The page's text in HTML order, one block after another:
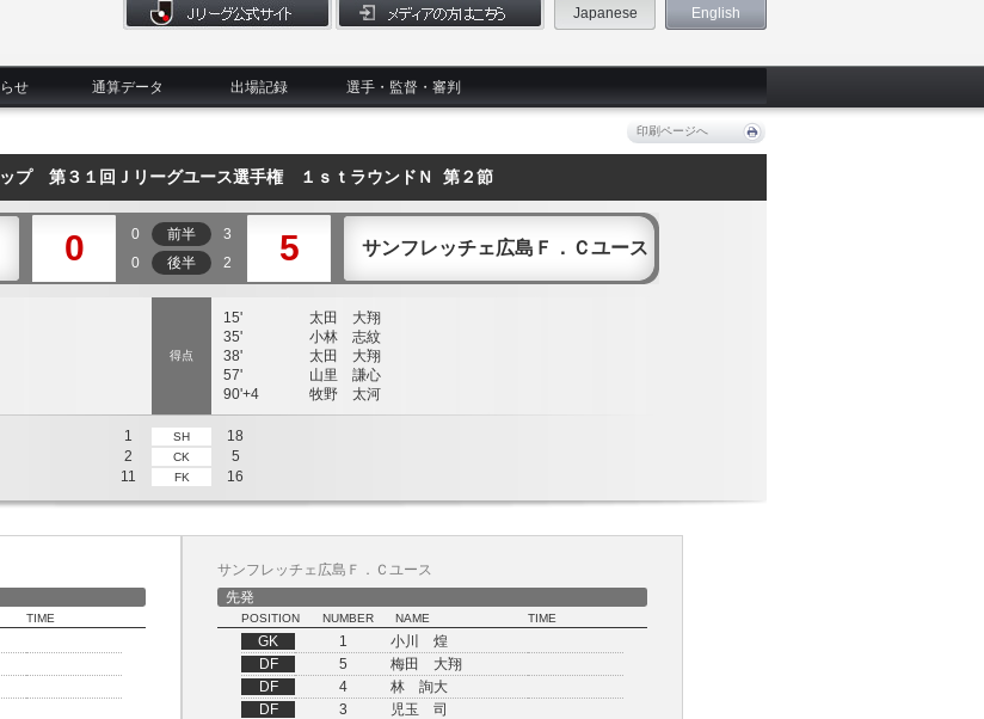
Japanese English
せ 通算データ 出場記録 選手・監督・審判
印刷ページへ
ップ 第３１回Ｊリーグユース選手権 １ｓｔラウンドＮ 第２節
0 0 前半
3
0
後半 2 5 サンフレッチェ広島Ｆ．Ｃユース
得点
15'
太田 大翔
35'
小林 志紋
38'
太田 大翔
57'
山里 謙心
90'+4
牧野 太河
1 SH
18
2
CK
5
11
FK 16
TIME
サンフレッチェ広島Ｆ．Ｃユース
先発
POSITION NUMBER NAME TIME
GK 1
小川 煌
DF
5
梅田 大翔
DF
4
林 詢大
DF
3
児玉 司